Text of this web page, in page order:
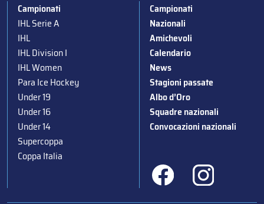
Campionati
IHL Serie A
IHL
IHL Division I
IHL Women
Para Ice Hockey
Under 19
Under 16
Under 14
Supercoppa
Coppa Italia
Campionati
Nazionali
Amichevoli
Calendario
News
Stagioni passate
Albo d’Oro
Squadre nazionali
Convocazioni nazionali